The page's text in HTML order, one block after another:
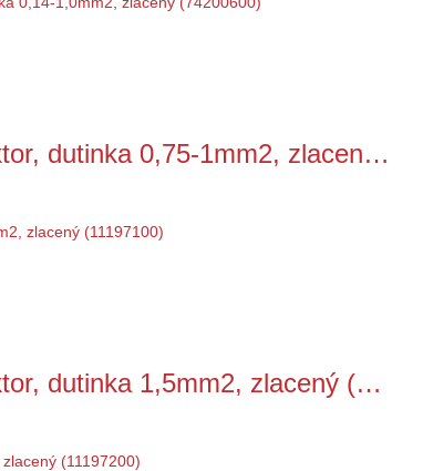
dutinka 0,75-1mm2, zlacen…
dutinka 1,5mm2, zlacený (…